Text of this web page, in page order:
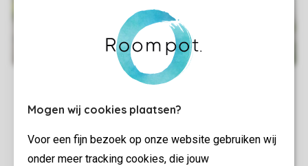
Mogen wij cookies plaatsen?
Voor een fijn bezoek op onze website gebruiken wij
onder meer tracking cookies, die jouw